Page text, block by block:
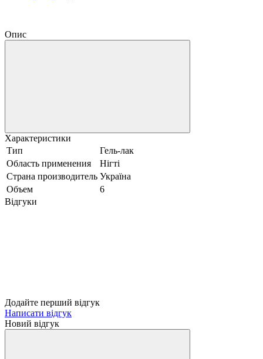
Опис
Характеристики
Тип
Гель-лак
Область применения
Нігті
Страна производитель Україна
Объем
6
Відгуки
Додайте перший відгук
Написати відгук
Новий відгук